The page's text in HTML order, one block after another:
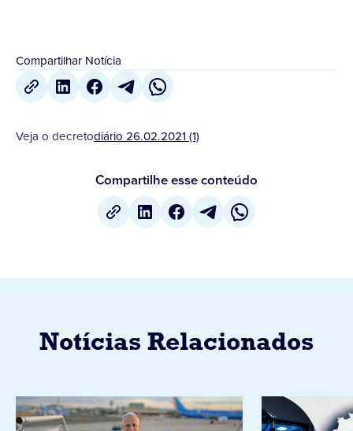
Compartilhar Notícia
Veja o decretodiário 26.02.2021 (1)
Compartilhe esse conteúdo
Notícias Relacionados